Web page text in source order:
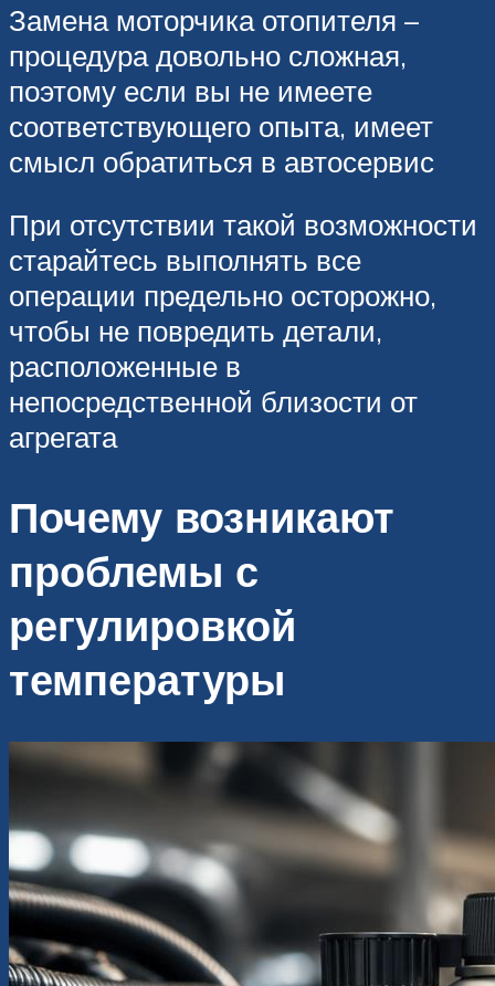
Замена моторчика отопителя –
процедура довольно сложная,
поэтому если вы не имеете
соответствующего опыта, имеет
смысл обратиться в автосервис
При отсутствии такой возможности
старайтесь выполнять все
операции предельно осторожно,
чтобы не повредить детали,
расположенные в
непосредственной близости от
агрегата
Почему возникают
проблемы с
регулировкой
температуры